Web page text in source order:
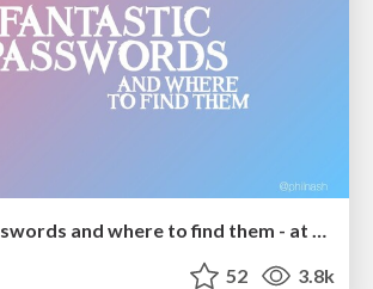
Fantastic passwords and where to find them - at NoRuKo
52 3.8k